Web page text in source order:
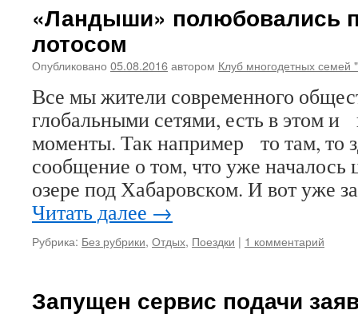
«Ландыши» полюбовались
лотосом
Опубликовано 05.08.2016автором Клуб многодетных
Все мы жители современного
глобальными сетями, есть в этом
моменты. Так например то там, то
сообщение о том, что уже началось
озере под Хабаровском. И вот уже
Читать далее →
Рубрика: Без рубрики, Отдых, Поездки | 1 комментарий
Запущен сервис подачи